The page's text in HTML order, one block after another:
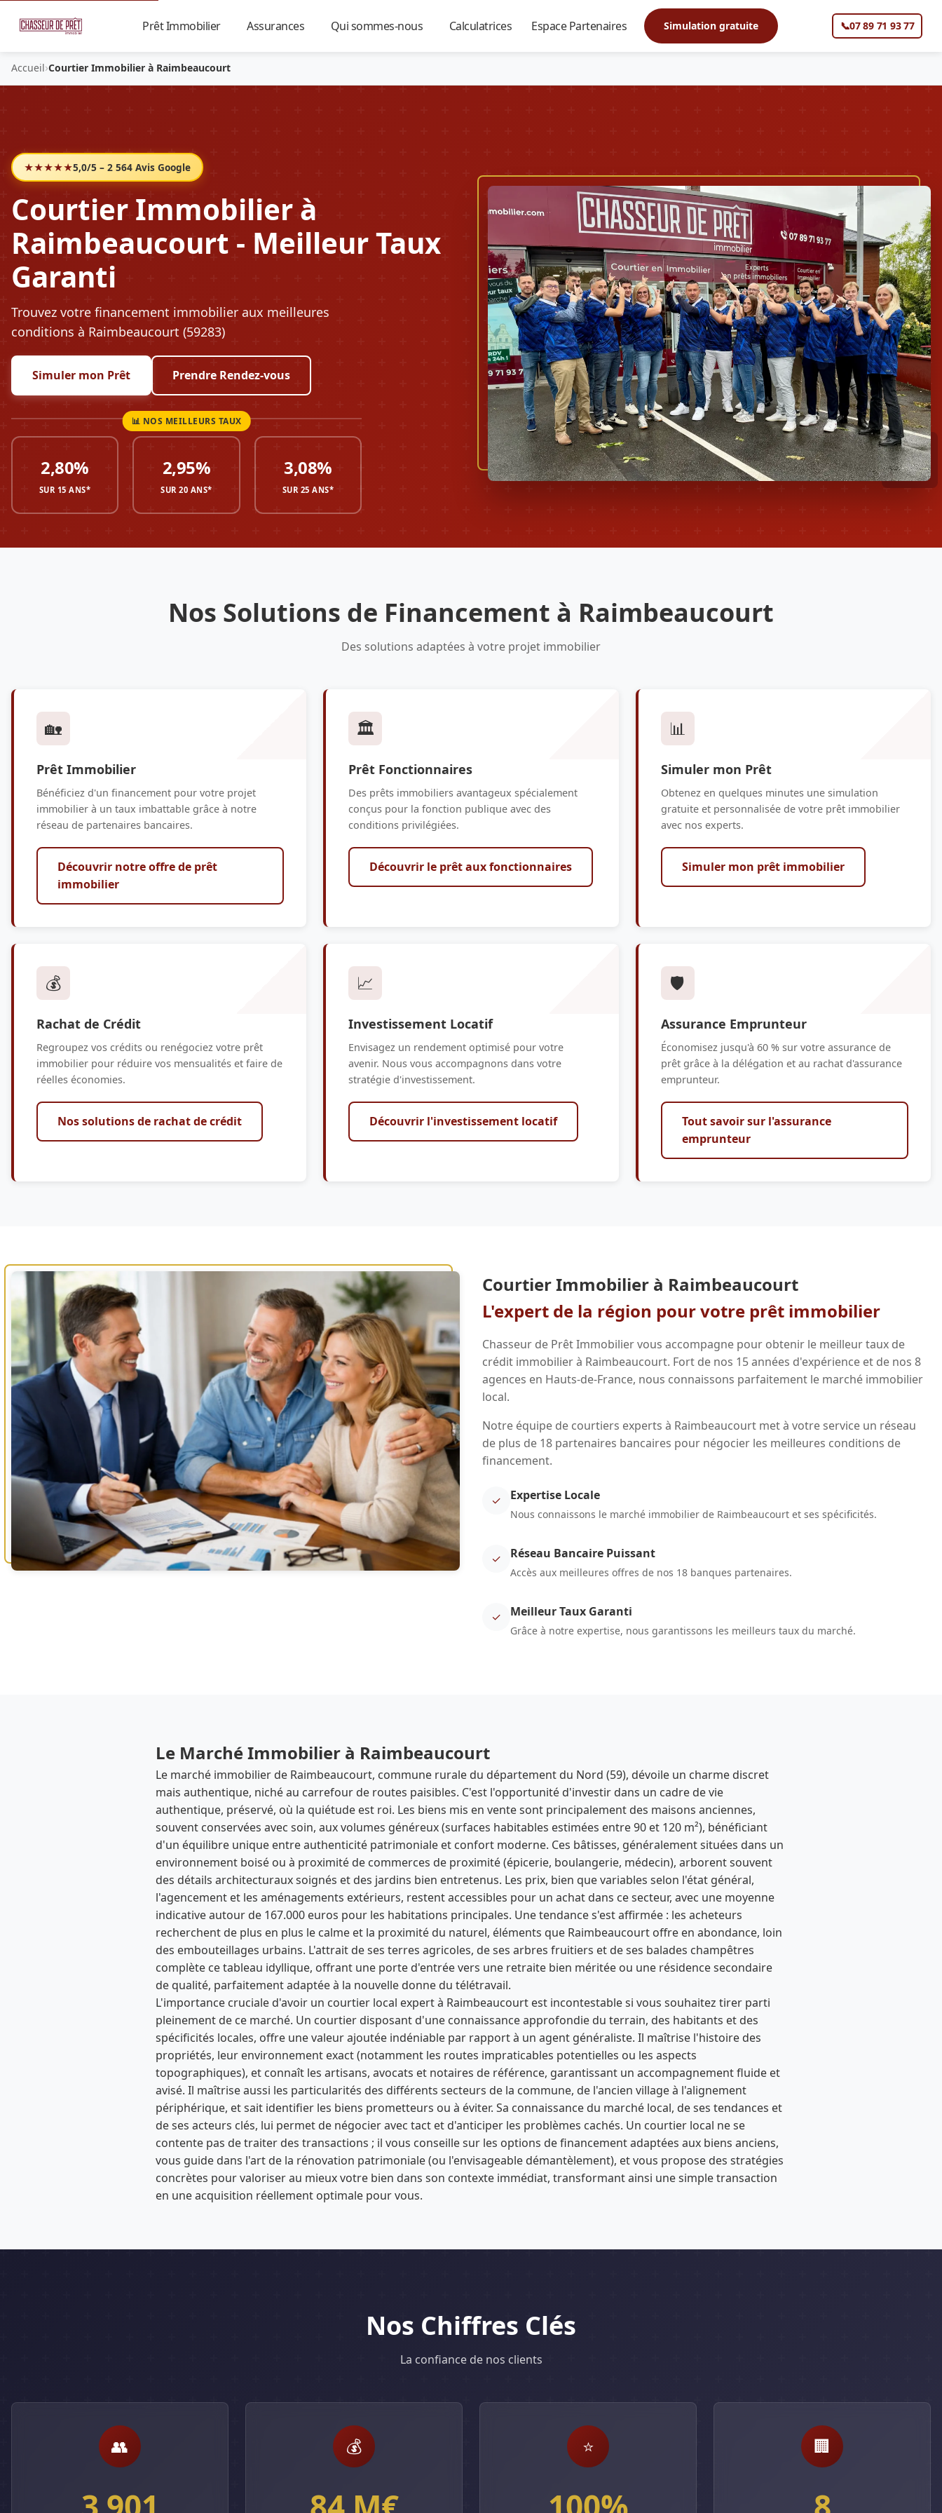
Prêt Immobilier Assurances Qui sommes-nous Calculatrices Espace Partenaires Simulation gratuite 📞07 89 71 93 77
Accueil›Courtier Immobilier à Raimbeaucourt
★★★★★5,0/5 – 2 564 Avis Google
Courtier Immobilier à
Raimbeaucourt - Meilleur Taux
Garanti
Trouvez votre financement immobilier aux meilleures
conditions à Raimbeaucourt (59283)
Simuler mon Prêt Prendre Rendez-vous
2,80%
SUR 15 ANS*
2,95%
SUR 20 ANS*
3,08%
SUR 25 ANS*
Nos Solutions de Financement à Raimbeaucourt
Des solutions adaptées à votre projet immobilier
🏡
Prêt Immobilier
Bénéficiez d'un financement pour votre projet
immobilier à un taux imbattable grâce à notre
réseau de partenaires bancaires.
Découvrir notre offre de prêt
immobilier
🏛️
Prêt Fonctionnaires
Des prêts immobiliers avantageux spécialement
conçus pour la fonction publique avec des
conditions privilégiées.
Découvrir le prêt aux fonctionnaires
📊
Simuler mon Prêt
Obtenez en quelques minutes une simulation
gratuite et personnalisée de votre prêt immobilier
avec nos experts.
Simuler mon prêt immobilier
💰
Rachat de Crédit
Regroupez vos crédits ou renégociez votre prêt
immobilier pour réduire vos mensualités et faire de
réelles économies.
Nos solutions de rachat de crédit
📈
Investissement Locatif
Envisagez un rendement optimisé pour votre
avenir. Nous vous accompagnons dans votre
stratégie d'investissement.
Découvrir l'investissement locatif
🛡️
Assurance Emprunteur
Économisez jusqu'à 60 % sur votre assurance de
prêt grâce à la délégation et au rachat d'assurance
emprunteur.
Tout savoir sur l'assurance
emprunteur
Courtier Immobilier à Raimbeaucourt
L'expert de la région pour votre prêt immobilier
Chasseur de Prêt Immobilier vous accompagne pour obtenir le meilleur taux de
crédit immobilier à Raimbeaucourt. Fort de nos 15 années d'expérience et de nos 8
agences en Hauts-de-France, nous connaissons parfaitement le marché immobilier
local.
Notre équipe de courtiers experts à Raimbeaucourt met à votre service un réseau
de plus de 18 partenaires bancaires pour négocier les meilleures conditions de
financement.
✓ Expertise Locale
Nous connaissons le marché immobilier de Raimbeaucourt et ses spécificités.
✓ Réseau Bancaire Puissant
Accès aux meilleures offres de nos 18 banques partenaires.
✓ Meilleur Taux Garanti
Grâce à notre expertise, nous garantissons les meilleurs taux du marché.
Le Marché Immobilier à Raimbeaucourt
Le marché immobilier de Raimbeaucourt, commune rurale du département du Nord (59), dévoile un charme discret
mais authentique, niché au carrefour de routes paisibles. C'est l'opportunité d'investir dans un cadre de vie
authentique, préservé, où la quiétude est roi. Les biens mis en vente sont principalement des maisons anciennes,
souvent conservées avec soin, aux volumes généreux (surfaces habitables estimées entre 90 et 120 m²), bénéficiant
d'un équilibre unique entre authenticité patrimoniale et confort moderne. Ces bâtisses, généralement situées dans un
environnement boisé ou à proximité de commerces de proximité (épicerie, boulangerie, médecin), arborent souvent
des détails architecturaux soignés et des jardins bien entretenus. Les prix, bien que variables selon l'état général,
l'agencement et les aménagements extérieurs, restent accessibles pour un achat dans ce secteur, avec une moyenne
indicative autour de 167.000 euros pour les habitations principales. Une tendance s'est affirmée : les acheteurs
recherchent de plus en plus le calme et la proximité du naturel, éléments que Raimbeaucourt offre en abondance, loin
des embouteillages urbains. L'attrait de ses terres agricoles, de ses arbres fruitiers et de ses balades champêtres
complète ce tableau idyllique, offrant une porte d'entrée vers une retraite bien méritée ou une résidence secondaire
de qualité, parfaitement adaptée à la nouvelle donne du télétravail.
L'importance cruciale d'avoir un courtier local expert à Raimbeaucourt est incontestable si vous souhaitez tirer parti
pleinement de ce marché. Un courtier disposant d'une connaissance approfondie du terrain, des habitants et des
spécificités locales, offre une valeur ajoutée indéniable par rapport à un agent généraliste. Il maîtrise l'histoire des
propriétés, leur environnement exact (notamment les routes impraticables potentielles ou les aspects
topographiques), et connaît les artisans, avocats et notaires de référence, garantissant un accompagnement fluide et
avisé. Il maîtrise aussi les particularités des différents secteurs de la commune, de l'ancien village à l'alignement
périphérique, et sait identifier les biens prometteurs ou à éviter. Sa connaissance du marché local, de ses tendances et
de ses acteurs clés, lui permet de négocier avec tact et d'anticiper les problèmes cachés. Un courtier local ne se
contente pas de traiter des transactions ; il vous conseille sur les options de financement adaptées aux biens anciens,
vous guide dans l'art de la rénovation patrimoniale (ou l'envisageable démantèlement), et vous propose des stratégies
concrètes pour valoriser au mieux votre bien dans son contexte immédiat, transformant ainsi une simple transaction
en une acquisition réellement optimale pour vous.
Nos Chiffres Clés
La confiance de nos clients
👥 💰 ⭐ 🏢